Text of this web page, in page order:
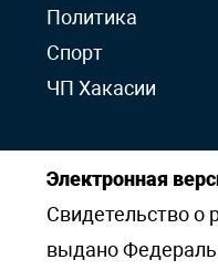
Политика
Спорт
ЧП Хакасии
Электронная
Свидетельство о
выдано